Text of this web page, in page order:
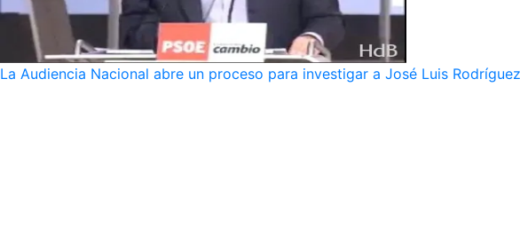
La Audiencia Nacional abre un proceso para investigar a José Luis